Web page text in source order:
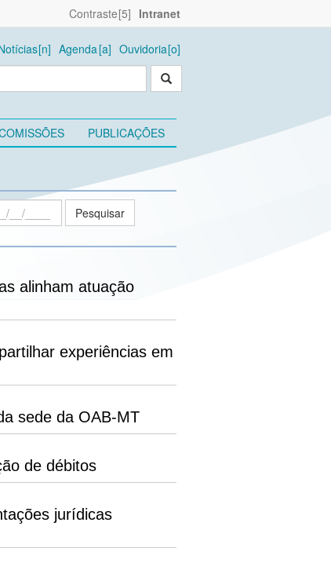
Contraste Intranet
Agenda Ouvidoria
PUBLICAÇÕES
alinham atuação
experiências em
sede da OAB-MT
de débitos
jurídicas